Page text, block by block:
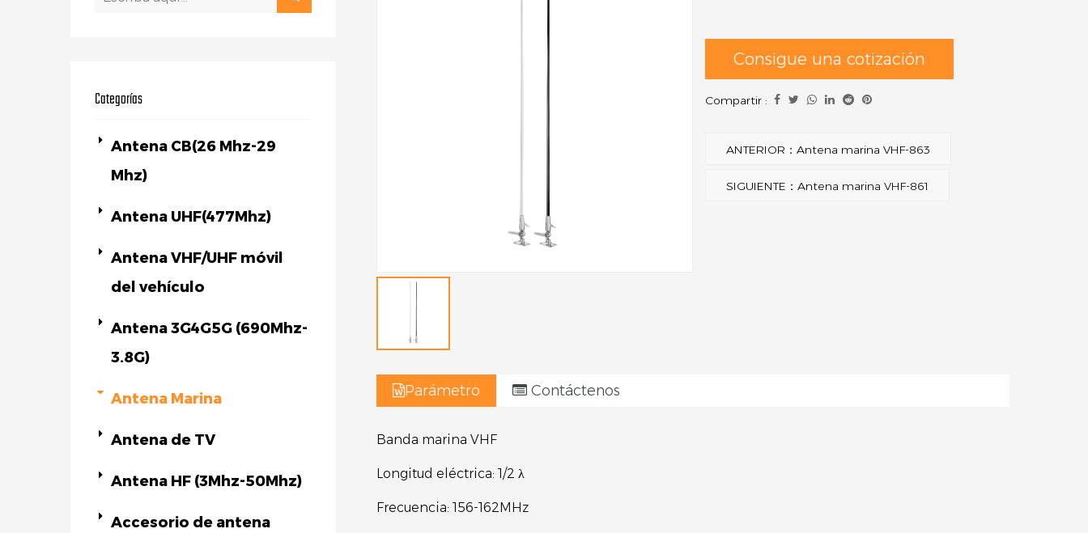
Categorías
Antena CB(26 Mhz-29
Mhz)
Antena UHF(477Mhz)
Antena VHF/UHF móvil
del vehículo
Antena 3G4G5G (690Mhz-
3.8G)
Antena Marina
Antena de TV
Antena HF (3Mhz-50Mhz)
Accesorio de antena
Consigue una cotización
Compartir :
ANTERIOR：Antena marina VHF-863
SIGUIENTE：Antena marina VHF-861
Parámetro Contáctenos
Banda marina VHF
Longitud eléctrica: 1/2 λ
Frecuencia: 156-162MHz